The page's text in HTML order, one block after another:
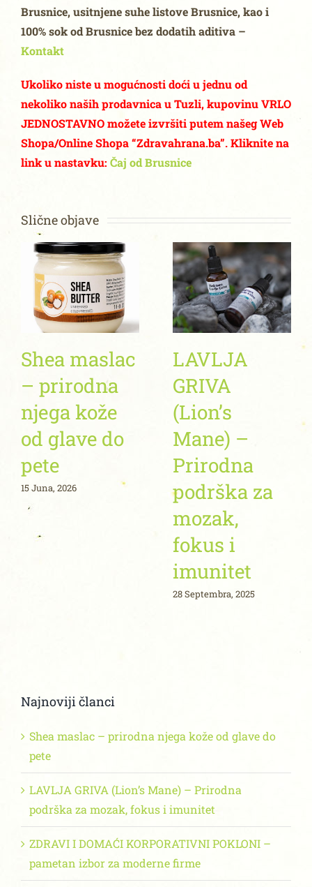
Brusnice, usitnjene suhe listove Brusnice, kao i
100% sok od Brusnice bez dodatih aditiva –
Kontakt
Ukoliko niste u mogućnosti doći u jednu od
nekoliko naših prodavnica u Tuzli, kupovinu VRLO
JEDNOSTAVNO možete izvršiti putem našeg Web
Shopa/Online Shopa “Zdravahrana.ba”. Kliknite na
link u nastavku: Čaj od Brusnice
Slične objave
Shea maslac
– prirodna
njega kože
od glave do
pete
15 Juna, 2026
LAVLJA
GRIVA
(Lion’s
Mane) –
Prirodna
podrška za
mozak,
fokus i
imunitet
28 Septembra, 2025
Najnoviji članci
Shea maslac – prirodna njega kože od glave do
pete
LAVLJA GRIVA (Lion’s Mane) – Prirodna
podrška za mozak, fokus i imunitet
ZDRAVI I DOMAĆI KORPORATIVNI POKLONI –
pametan izbor za moderne firme